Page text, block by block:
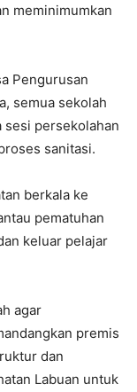
meminimumkan
Pengurusan
semua sekolah
sesi persekolahan
sanitasi.
berkala ke
pematuhan
keluar pelajar
agar
premis
dan
Labuan untuk